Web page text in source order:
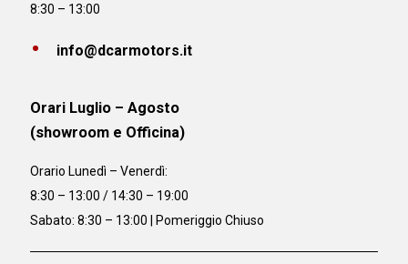
8:30 – 13:00
info@dcarmotors.it
Orari Luglio – Agosto
(showroom e Officina)
Orario Lunedì – Venerdì:
8:30 – 13:00 / 14:30 – 19:00
Sabato: 8:30 – 13:00 | Pomeriggio Chiuso